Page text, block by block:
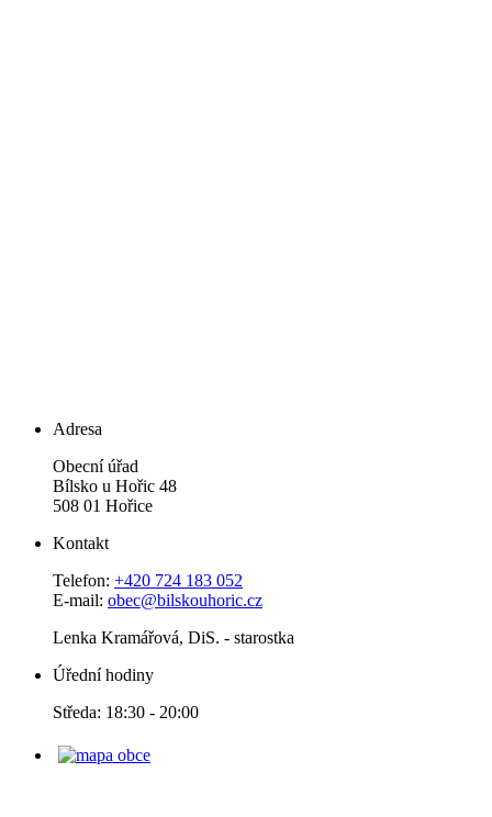
Adresa
Obecní úřad
Bílsko u Hořic 48
508 01 Hořice
Kontakt
Telefon: +420 724 183 052
E-mail: obec@bilskouhoric.cz
Lenka Kramářová, DiS. - starostka
Úřední hodiny
Středa: 18:30 - 20:00